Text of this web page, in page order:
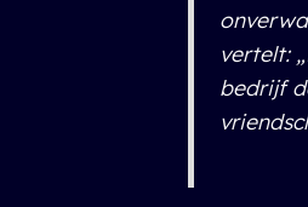
vertelt:
bedrijf